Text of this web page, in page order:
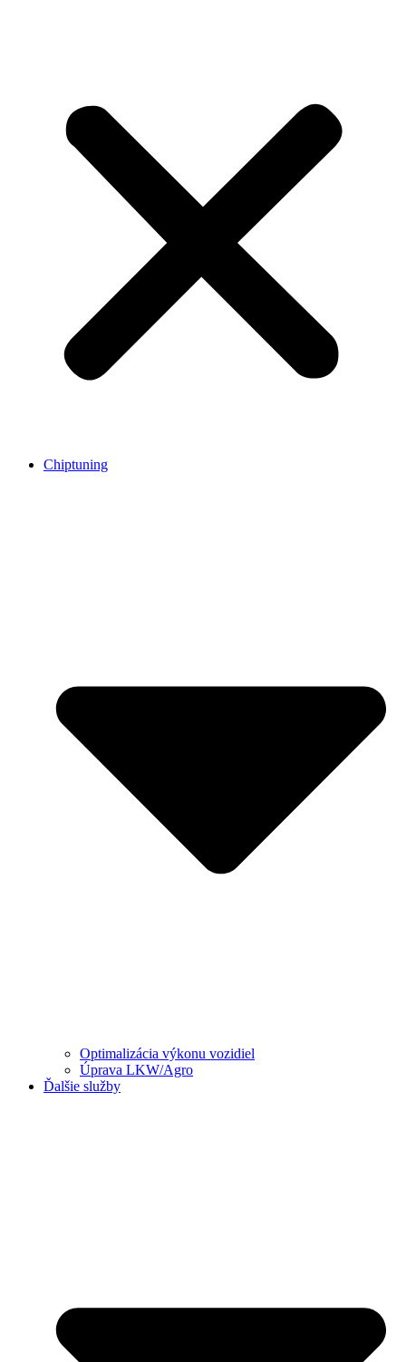
Chiptuning
Optimalizácia výkonu vozidiel
Úprava LKW/Agro
Ďalšie služby